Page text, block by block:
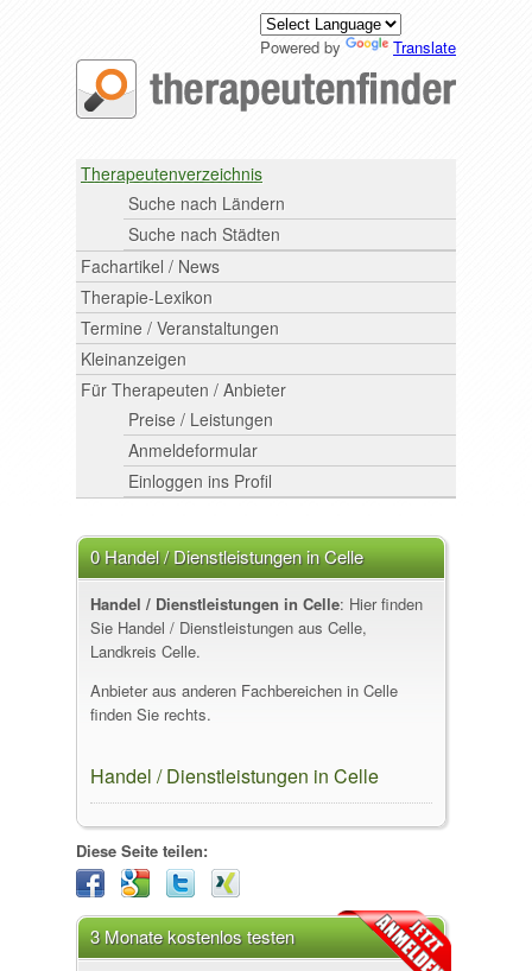
Powered by Translate
Therapeutenverzeichnis
Suche nach Ländern
Suche nach Städten
Fachartikel / News
Therapie-Lexikon
Termine / Veranstaltungen
Kleinanzeigen
Für Therapeuten / Anbieter
Preise / Leistungen
Anmeldeformular
Einloggen ins Profil
0 Handel / Dienstleistungen in Celle
Handel / Dienstleistungen in Celle: Hier finden
Sie Handel / Dienstleistungen aus Celle,
Landkreis Celle.
Anbieter aus anderen Fachbereichen in Celle
finden Sie rechts.
Handel / Dienstleistungen in Celle
Diese Seite teilen:
3 Monate kostenlos testen